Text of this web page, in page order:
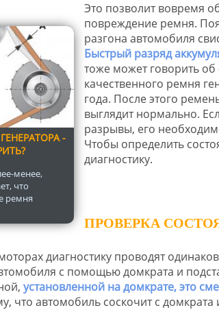
-
менее,
что
ремня
Это позволит вовремя
повреждение ремня.
разгона автомобиля
Быстрый разряд
тоже может говорить
качественного ремня
года. После этого
выглядит нормально.
разрывы, его
Чтобы определить
диагностику.
ПРОВЕРКА
диагностику проводят
с помощью домкрата и
установленной на домкрате, это
что автомобиль соскочит с домкрата